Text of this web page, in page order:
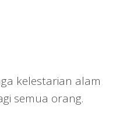
kelestarian alam
semua orang.